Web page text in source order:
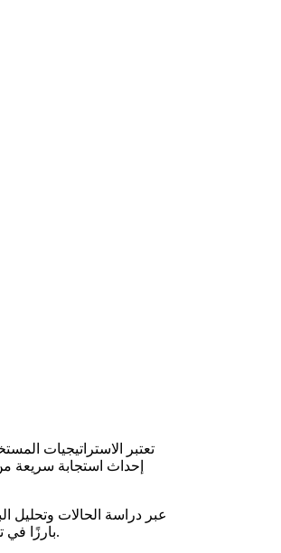
تعتبر الاستراتيجيات
إحداث استجابة سريعة
عبر دراسة الحالات وتحليل
بارزًا في تحديد نجاح الاستراتيجيات. تسلط هذه العروض الضوء على كيف يمكن أن تكون التجارب المتنوعة سببًا في تحسين الأداء وزيادة مستويات المشاركة.